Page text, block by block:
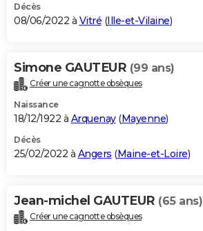
Décès
08/06/2022 à Vitré (Ille-et-Vilaine)
Simone GAUTEUR (99 ans)
Créer une cagnotte obsèques
Naissance
18/12/1922 à Arquenay(Mayenne)
Décès
25/02/2022 à Angers (Maine-et-Loire)
Jean-michel GAUTEUR (65 ans)
Créer une cagnotte obsèques